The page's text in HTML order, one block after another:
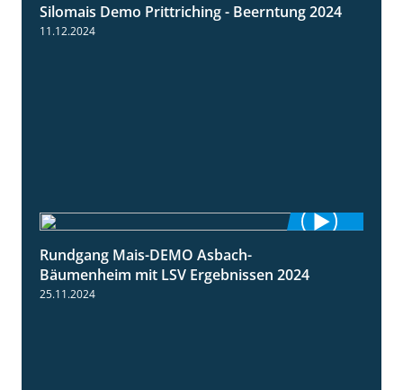
12:28
Silomais Demo Prittriching - Beerntung 2024
11.12.2024
Rundgang Mais-DEMO Asbach-
Bäumenheim mit LSV Ergebnissen 2024
25.11.2024